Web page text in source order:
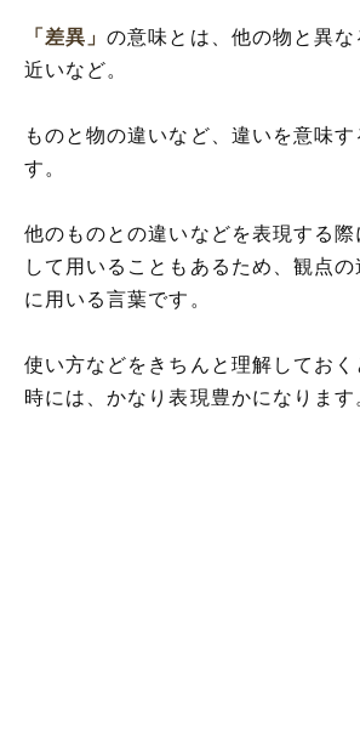
「差異」を使った例文や短文
「差異」と「相違」の違い
「差異」の意味とは、他の物と異
近いなど。
ものと物の違いなど、違いを意味す
す。
他のものとの違いなどを表現する際
して用いることもあるため、観点
に用いる言葉です。
使い方などをきちんと理解しておく
時には、かなり表現豊かになります